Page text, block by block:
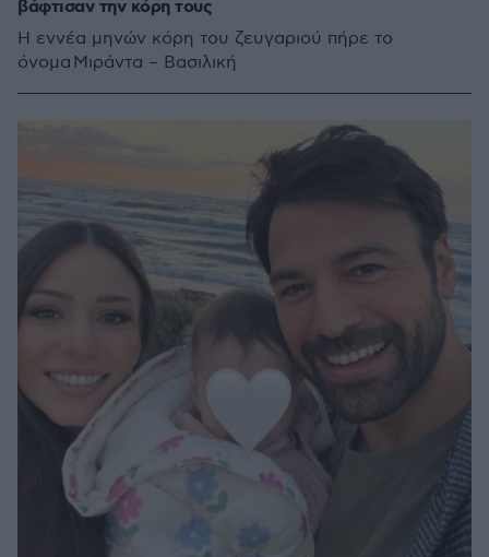
βάφτισαν την κόρη τους
Η εννέα μηνών κόρη του ζευγαριού πήρε το
όνομα Μιράντα – Βασιλική